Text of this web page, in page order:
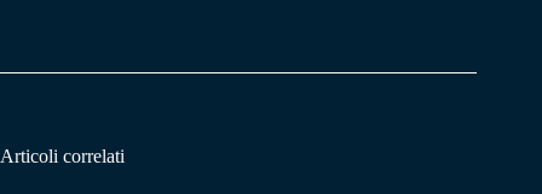
Articoli correlati